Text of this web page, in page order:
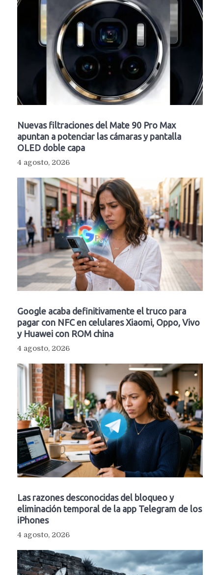
Nuevas filtraciones del Mate 90 Pro Max
apuntan a potenciar las cámaras y pantalla
OLED doble capa
4 agosto, 2026
Google acaba definitivamente el truco para
pagar con NFC en celulares Xiaomi, Oppo, Vivo
y Huawei con ROM china
4 agosto, 2026
Las razones desconocidas del bloqueo y
eliminación temporal de la app Telegram de los
iPhones
4 agosto, 2026